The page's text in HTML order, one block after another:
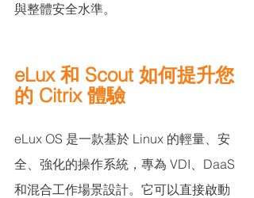
與整體安全水準。
eLux 和 Scout 如何提升您
的 Citrix 體驗
eLux OS 是一款基於 Linux 的輕量、安
全、強化的操作系統，專為 VDI、DaaS
和混合工作場景設計。它可以直接啟動